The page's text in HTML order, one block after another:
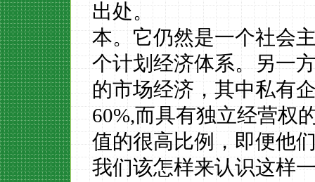
出处。
本。它仍然是一个社会
个计划经济体系。另一
的市场经济，其中私有
60%,而具有独立经营权
值的很高比例，即便他
我们该怎样来认识这样